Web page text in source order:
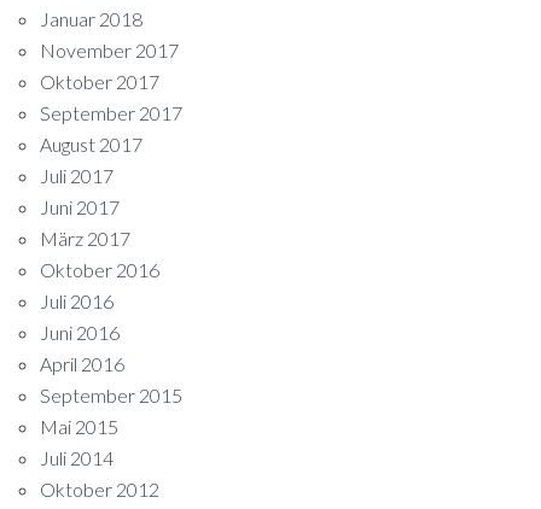
Januar 2018
November 2017
Oktober 2017
September 2017
August 2017
Juli 2017
Juni 2017
März 2017
Oktober 2016
Juli 2016
Juni 2016
April 2016
September 2015
Mai 2015
Juli 2014
Oktober 2012